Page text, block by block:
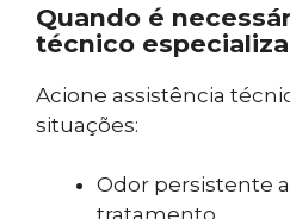
Quando é
técnico
Acione assistência
situações:
Odor persistente